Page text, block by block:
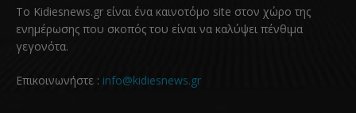
Το Kidiesnews.gr είναι ένα καινοτόμο site στον χώρο της
ενημέρωσης που σκοπός του είναι να καλύψει πένθιμα
γεγονότα.
Επικοινωνήστε : info@kidiesnews.gr